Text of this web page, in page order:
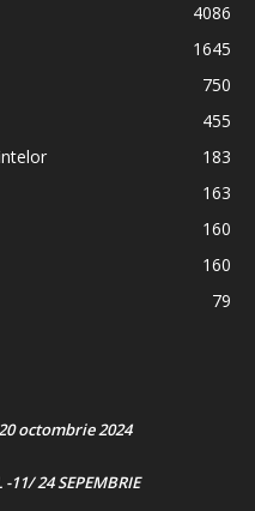
4086
1645
750
455
183
163
160
160
79
octombrie 2024
11/ 24 SEPEMBRIE